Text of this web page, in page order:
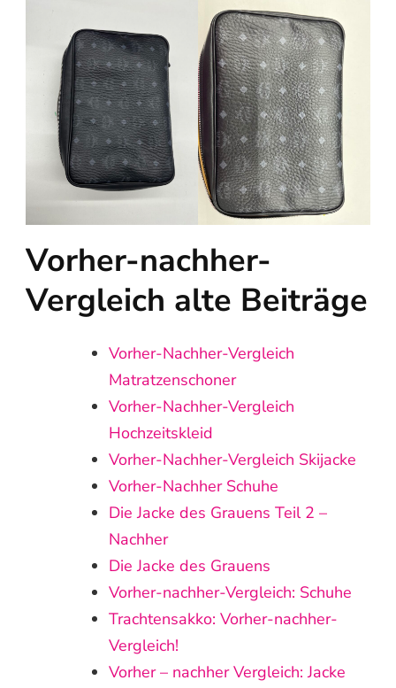
Vorher-nachher-
Vergleich alte Beiträge
Vorher‑Nachher‑Vergleich
Matratzenschoner
Vorher-Nachher-Vergleich
Hochzeitskleid
Vorher-Nachher-Vergleich Skijacke
Vorher-Nachher Schuhe
Die Jacke des Grauens Teil 2 –
Nachher
Die Jacke des Grauens
Vorher-nachher-Vergleich: Schuhe
Trachtensakko: Vorher-nachher-
Vergleich!
Vorher – nachher Vergleich: Jacke